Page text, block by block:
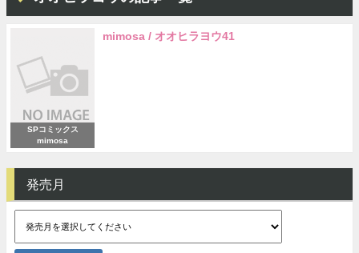
SPコミックス
mimosa
mimosa / オオヒラヨウ41
発売月